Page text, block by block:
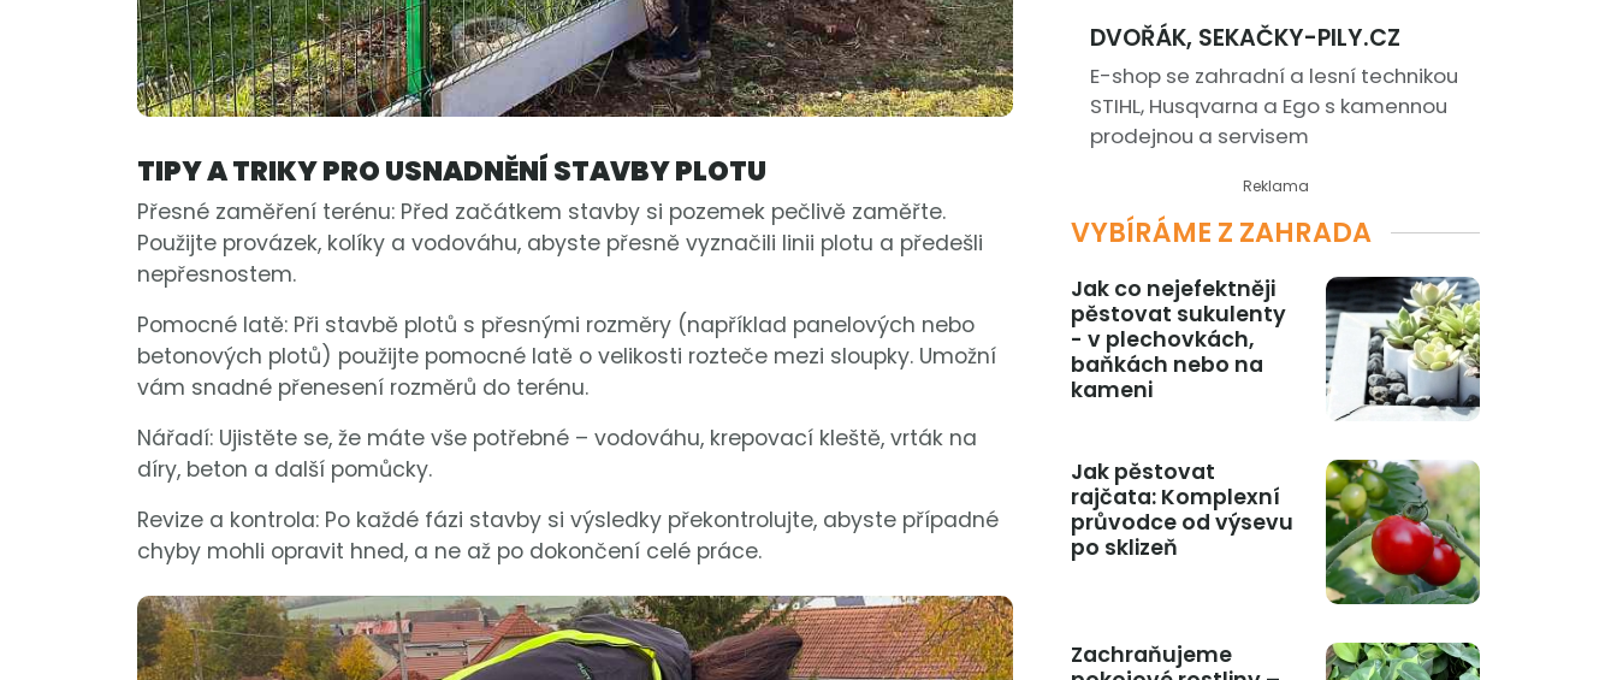
TIPY A TRIKY PRO USNADNĚNÍ STAVBY PLOTU
Přesné zaměření terénu: Před začátkem stavby si pozemek pečlivě zaměřte.
Použijte provázek, kolíky a vodováhu, abyste přesně vyznačili linii plotu a předešli
nepřesnostem.
Pomocné latě: Při stavbě plotů s přesnými rozměry (například panelových nebo
betonových plotů) použijte pomocné latě o velikosti rozteče mezi sloupky. Umožní
vám snadné přenesení rozměrů do terénu.
Nářadí: Ujistěte se, že máte vše potřebné – vodováhu, krepovací kleště, vrták na
díry, beton a další pomůcky.
Revize a kontrola: Po každé fázi stavby si výsledky překontrolujte, abyste případné
chyby mohli opravit hned, a ne až po dokončení celé práce.
DVOŘÁK, SEKAČKY-PILY.CZ
E-shop se zahradní a lesní technikou
STIHL, Husqvarna a Ego s kamennou
prodejnou a servisem
Reklama
VYBÍRÁME Z ZAHRADA
Jak co nejefektněji
pěstovat sukulenty
- v plechovkách,
baňkách nebo na
kameni
Jak pěstovat
rajčata: Komplexní
průvodce od výsevu
po sklizeň
Zachraňujeme